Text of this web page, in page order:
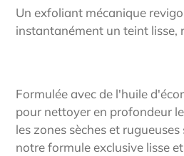
d'un
produit
Un exfoliant mécanique
instantanément un teint lisse,
Formulée avec de l'huile
pour nettoyer en profondeur
les zones sèches et
notre formule exclusive lisse